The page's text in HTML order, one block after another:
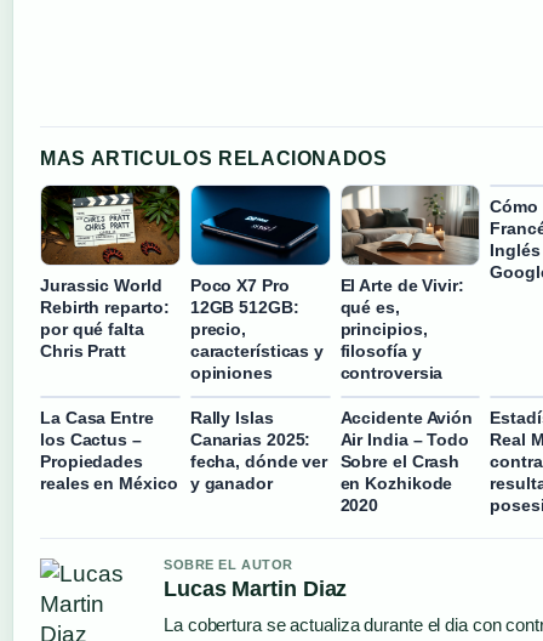
MAS ARTICULOS RELACIONADOS
Jurassic World
Rebirth reparto:
por qué falta
Chris Pratt
Poco X7 Pro
12GB 512GB:
precio,
características y
opiniones
El Arte de Vivir:
qué es,
principios,
filosofía y
controversia
Cómo
La Casa Entre
los Cactus –
Propiedades
reales en México
Rally Islas
Canarias 2025:
fecha, dónde ver
y ganador
Accidente Avión
Air India – Todo
Sobre el Crash
en Kozhikode
2020
Real
SOBRE EL AUTOR
Lucas Martin Diaz
La cobertura se actualiza durante el dia con